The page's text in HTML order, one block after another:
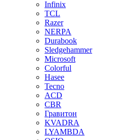
Infinix
TCL
Razer
NERPA
Durabook
Sledgehammer
Microsoft
Colorful
Hasee
Tecno
ACD
CBR
Гравитон
KVADRA
LYAMBDA